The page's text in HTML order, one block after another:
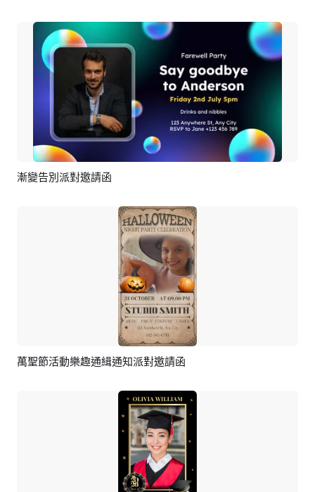
漸變告別派對邀請函
預覽 AI剪同款
萬聖節活動樂趣通緝通知派對邀請函